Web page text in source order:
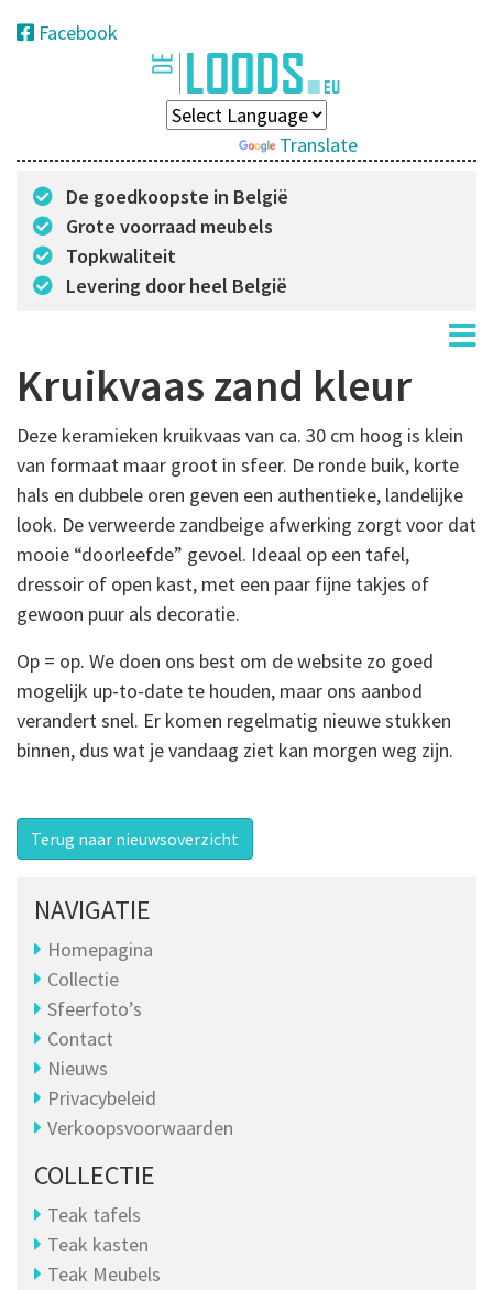
Facebook
Translate
De goedkoopste in België
Grote voorraad meubels
Topkwaliteit
Levering door heel België
Kruikvaas zand kleur
Deze keramieken kruikvaas van ca. 30 cm hoog is klein
van formaat maar groot in sfeer. De ronde buik, korte
hals en dubbele oren geven een authentieke, landelijke
look. De verweerde zandbeige afwerking zorgt voor dat
mooie “doorleefde” gevoel. Ideaal op een tafel,
dressoir of open kast, met een paar fijne takjes of
gewoon puur als decoratie.
Op = op. We doen ons best om de website zo goed
mogelijk up-to-date te houden, maar ons aanbod
verandert snel. Er komen regelmatig nieuwe stukken
binnen, dus wat je vandaag ziet kan morgen weg zijn.
Terug naar nieuwsoverzicht
NAVIGATIE
Homepagina
Collectie
Sfeerfoto’s
Contact
Nieuws
Privacybeleid
Verkoopsvoorwaarden
COLLECTIE
Teak tafels
Teak kasten
Teak Meubels